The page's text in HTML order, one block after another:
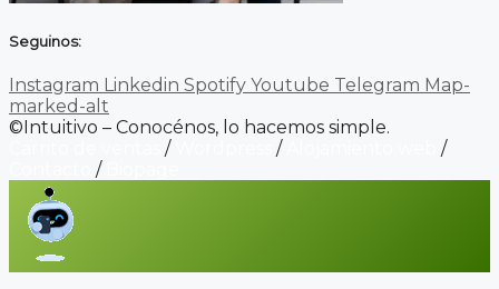
Seguinos:
Instagram Linkedin Spotify Youtube Telegram Map-
marked-alt
©Intuitivo – Conocénos, lo hacemos simple.
/ /
/
/